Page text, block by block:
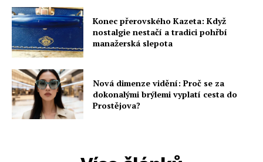
Konec přerovského Kazeta: Když
nostalgie nestačí a tradici pohřbí
manažerská slepota
Nová dimenze vidění: Proč se za
dokonalými brýlemi vyplatí cesta do
Prostějova?